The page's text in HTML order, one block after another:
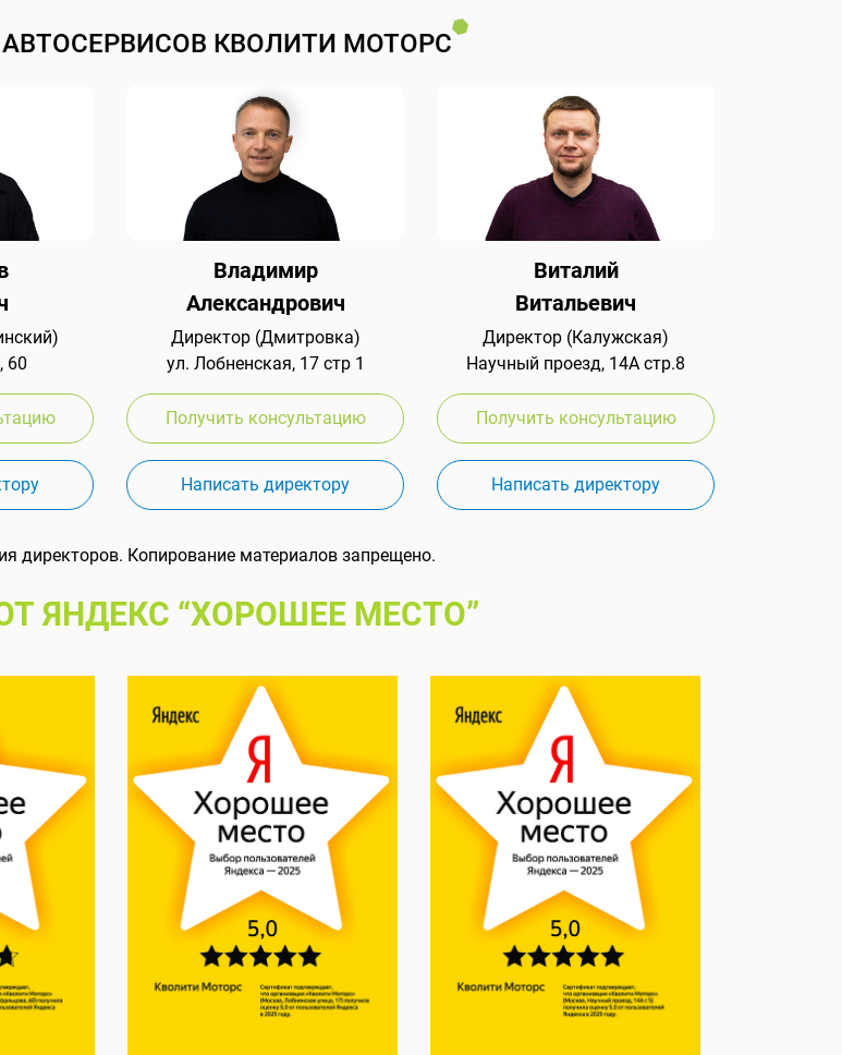
КВОЛИТИ МОТОРС
60
Владимир
Александрович
Директор (Дмитровка)
ул. Лобненская, 17 стр 1
Получить консультацию
Написать директору
Виталий
Витальевич
Директор (Калужская)
Научный проезд, 14А стр.8
Получить консультацию
Написать директору
директоров. Копирование материалов запрещено.
ЯНДЕКС “ХОРОШЕЕ МЕСТО”